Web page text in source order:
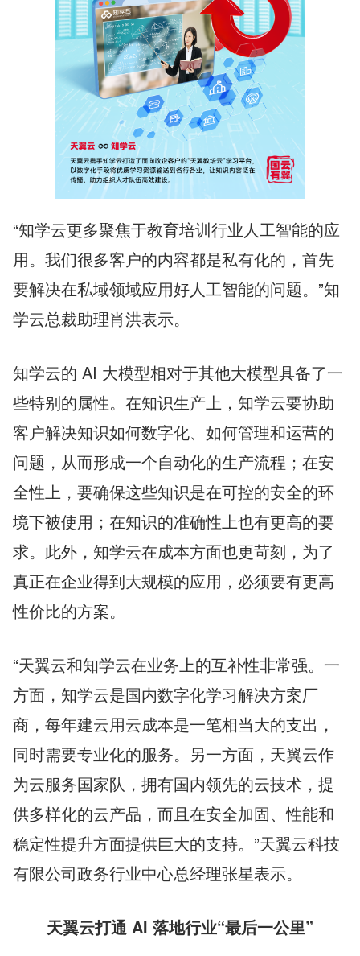
“知学云更多聚焦于教育培训行业人工智能的应
用。我们很多客户的内容都是私有化的，首先
要解决在私域领域应用好人工智能的问题。”知
学云总裁助理肖洪表示。
知学云的 AI 大模型相对于其他大模型具备了一
些特别的属性。在知识生产上，知学云要协助
客户解决知识如何数字化、如何管理和运营的
问题，从而形成一个自动化的生产流程；在安
全性上，要确保这些知识是在可控的安全的环
境下被使用；在知识的准确性上也有更高的要
求。此外，知学云在成本方面也更苛刻，为了
真正在企业得到大规模的应用，必须要有更高
性价比的方案。
“天翼云和知学云在业务上的互补性非常强。一
方面，知学云是国内数字化学习解决方案厂
商，每年建云用云成本是一笔相当大的支出，
同时需要专业化的服务。另一方面，天翼云作
为云服务国家队，拥有国内领先的云技术，提
供多样化的云产品，而且在安全加固、性能和
稳定性提升方面提供巨大的支持。”天翼云科技
有限公司政务行业中心总经理张星表示。
天翼云打通 AI 落地行业“最后一公里”